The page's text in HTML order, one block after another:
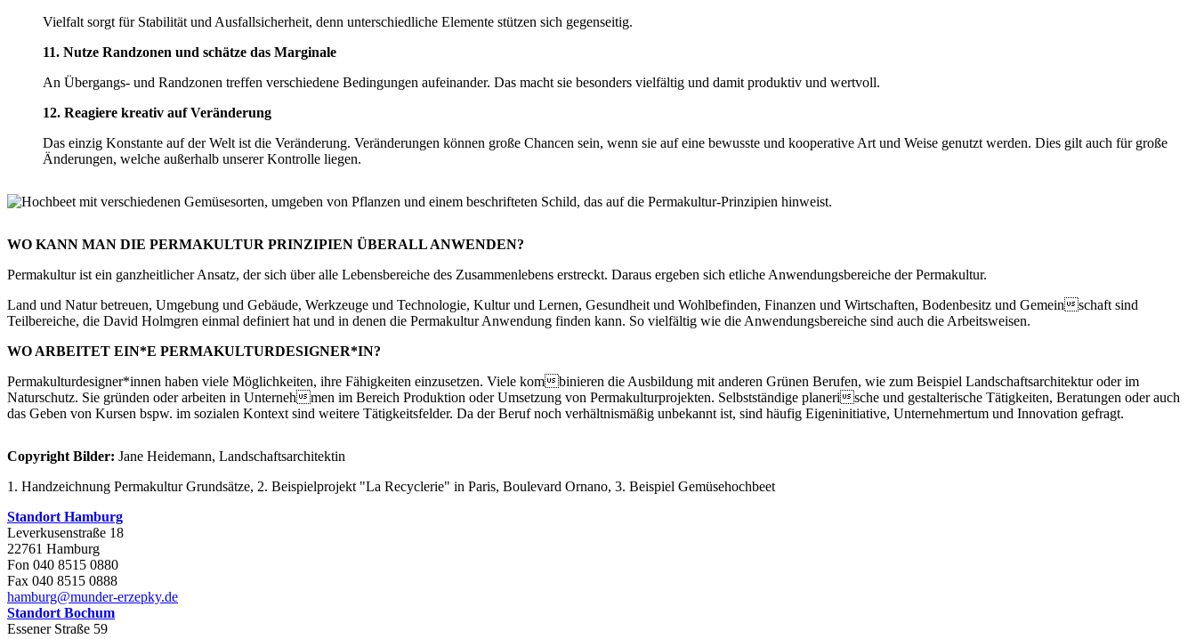
Vielfalt sorgt für Stabilität und Ausfallsicherheit, denn unterschiedliche Elemente stützen sich gegenseitig.
11. Nutze Randzonen und schätze das Marginale
An Übergangs- und Randzonen treffen verschiedene Bedingungen aufeinander. Das macht sie besonders vielfältig und damit produktiv und wertvoll.
12. Reagiere kreativ auf Veränderung
Das einzig Konstante auf der Welt ist die Veränderung. Veränderungen können große Chancen sein, wenn sie auf eine bewusste und kooperative Art und Weise genutzt werden. Dies gilt auch für große
Änderungen, welche außerhalb unserer Kontrolle liegen.
WO KANN MAN DIE PERMAKULTUR PRINZIPIEN ÜBERALL ANWENDEN?
Permakultur ist ein ganzheitlicher Ansatz, der sich über alle Lebensbereiche des Zusammenlebens erstreckt. Daraus ergeben sich etliche Anwendungsbereiche der Permakultur.
Land und Natur betreuen, Umgebung und Gebäude, Werkzeuge und Technologie, Kultur und Lernen, Gesundheit und Wohlbefinden, Finanzen und Wirtschaften, Bodenbesitz und Gemeinschaft sind
Teilbereiche, die David Holmgren einmal definiert hat und in denen die Permakultur Anwendung finden kann. So vielfältig wie die Anwendungsbereiche sind auch die Arbeitsweisen.
WO ARBEITET EIN*E PERMAKULTURDESIGNER*IN?
Permakulturdesigner*innen haben viele Möglichkeiten, ihre Fähigkeiten einzusetzen. Viele kombinieren die Ausbildung mit anderen Grünen Berufen, wie zum Beispiel Landschaftsarchitektur oder im
Naturschutz. Sie gründen oder arbeiten in Unternehmen im Bereich Produktion oder Umsetzung von Permakulturprojekten. Selbstständige planerische und gestalterische Tätigkeiten, Beratungen oder auch
das Geben von Kursen bspw. im sozialen Kontext sind weitere Tätigkeitsfelder. Da der Beruf noch verhältnismäßig unbekannt ist, sind häufig Eigeninitiative, Unternehmertum und Innovation gefragt.
Copyright Bilder: Jane Heidemann, Landschaftsarchitektin
1. Handzeichnung Permakultur Grundsätze, 2. Beispielprojekt "La Recyclerie" in Paris, Boulevard Ornano, 3. Beispiel Gemüsehochbeet
Standort Hamburg
Leverkusenstraße 18
22761 Hamburg
Fon 040 8515 0880
Fax 040 8515 0888
hamburg@munder-erzepky.de
Standort Bochum
Essener Straße 59